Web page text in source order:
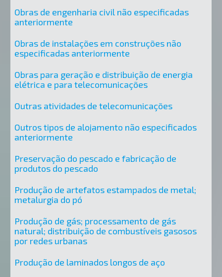
Obras de engenharia civil não especificadas
anteriormente
Obras de instalações em construções não
especificadas anteriormente
Obras para geração e distribuição de energia
elétrica e para telecomunicações
Outras atividades de telecomunicações
Outros tipos de alojamento não especificados
anteriormente
Preservação do pescado e fabricação de
produtos do pescado
Produção de artefatos estampados de metal;
metalurgia do pó
Produção de gás; processamento de gás
natural; distribuição de combustíveis gasosos
por redes urbanas
Produção de laminados longos de aço